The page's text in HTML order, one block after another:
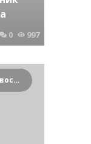
0 997
Криминальные новости Новосибирска и Сибирского региона